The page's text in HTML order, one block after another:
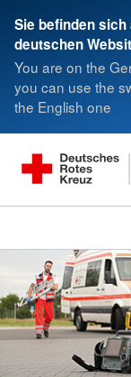
Sie befinden sich
deutschen
You are on the
you can use the
the English one